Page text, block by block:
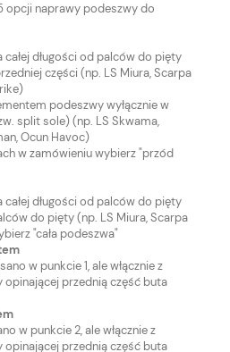
opcji naprawy podeszwy do
długości od palców do pięty
części (np. LS Miura, Scarpa
podeszwy wyłącznie w
split sole) (np. LS Skwama,
Ocun Havoc)
w zamówieniu wybierz "przód
długości od palców do pięty
do pięty (np. LS Miura, Scarpa
"cała podeszwa"
w punkcie 1, ale włącznie z
opinającej przednią część buta
w punkcie 2, ale włącznie z
opinającej przednią część buta